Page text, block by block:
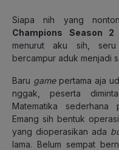
Siapa nih yang
Champions Season 2
menurut aku sih,
bercampur aduk menjadi
Baru gamepertama aja
nggak, peserta
Matematika sederhana
Emang sih bentuk
yang dioperasikan ada
lama. Belum sempat